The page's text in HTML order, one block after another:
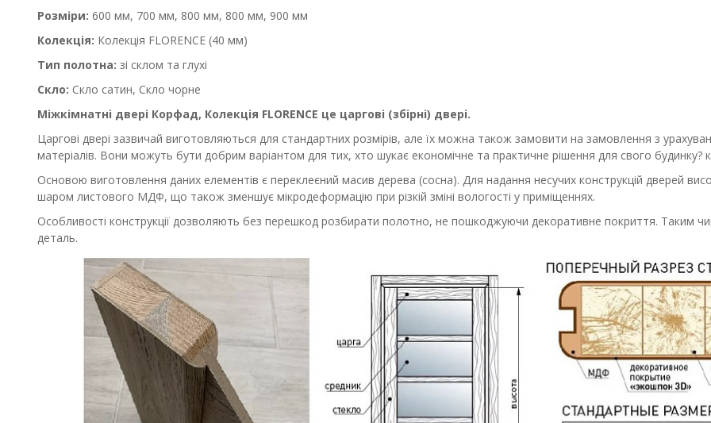
Розміри: 600 мм, 700 мм, 800 мм, 800 мм, 900 мм
Колекція: Колекція FLORENCE (40 мм)
Тип полотна: зі склом та глухі
Скло: Скло сатин, Скло чорне
Міжкімнатні двері Корфад, Колекція FLORENCE це царгові (збірні) двері.
Царгові двері зазвичай виготовляються для стандартних розмірів, але їх можна також замовити на замовлення з
матеріалів. Вони можуть бути добрим варіантом для тих, хто шукає економічне та практичне рішення для свого будинку?
Основою виготовлення даних елементів є переклеєний масив дерева (сосна). Для надання несучих конструкцій дверей
шаром листового МДФ, що також зменшує мікродеформацію при різкій зміні вологості у приміщеннях.
Особливості конструкції дозволяють без перешкод розбирати полотно, не пошкоджуючи декоративне покриття. Таким
деталь.